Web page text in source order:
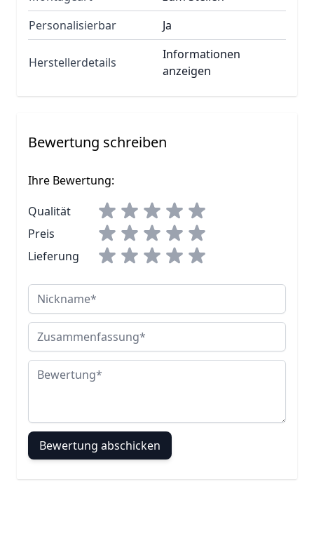
Personalisierbar
Ja
Herstellerdetails
Informationen
anzeigen
Bewertung schreiben
Ihre Bewertung:
Qualität
Preis
Lieferung
Nickname
Zusammenfassung
Bewertung
Bewertung abschicken